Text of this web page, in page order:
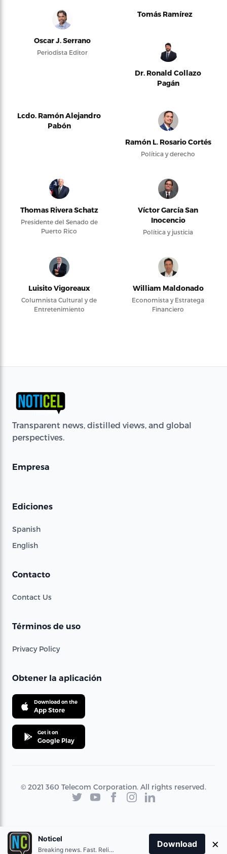
Oscar J. Serrano
Periodista Editor
Tomás Ramírez
Dr. Ronald Collazo
Pagán
Lcdo. Ramón Alejandro
Pabón
Ramón L. Rosario Cortés
Política y derecho
Thomas Rivera Schatz
Presidente del Senado de
Puerto Rico
Víctor García San
Inocencio
Política y justicia
Luisito Vigoreaux
Columnista Cultural y de
Entretenimiento
William Maldonado
Economista y Estratega
Financiero
Transparent news, distilled views, and global
perspectives.
Empresa
Ediciones
Spanish
English
Contacto
Contact Us
Términos de uso
Privacy Policy
Obtener la aplicación
Download on the
App Store
Get it on
Google Play
© 2021 360 Telecom Corporation. All rights reserved.
Noticel
Breaking news. Fast. Reliable.
Download ×